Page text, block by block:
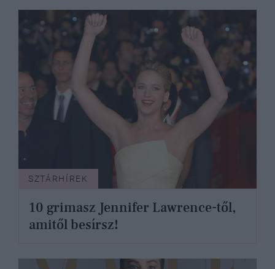
SZTÁRHÍREK
10 grimasz Jennifer Lawrence-től,
amitől besírsz!